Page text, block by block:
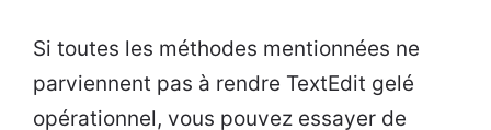
Si toutes les méthodes mentionnées ne
parviennent pas à rendre TextEdit gelé
opérationnel, vous pouvez essayer de